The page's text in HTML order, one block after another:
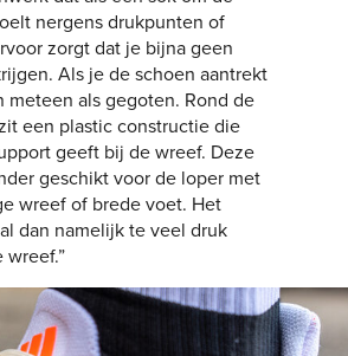
nergens drukpunten of
zorgt dat je bijna geen
Als je de schoen aantrekt
meteen als gegoten. Rond de
een plastic constructie die
geeft bij de wreef. Deze
geschikt voor de loper met
wreef of brede voet. Het
dan namelijk te veel druk
wreef.”